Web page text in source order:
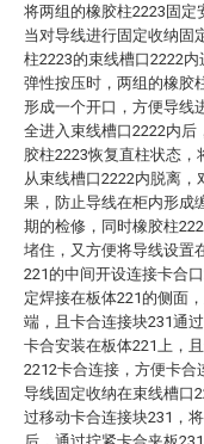
将两组的橡胶柱2223固定
当对导线进行固定收纳固
柱2223的束线槽口2222
弹性按压时，两组的橡胶
形成一个开口，方便导线
全进入束线槽口2222内后
胶柱2223恢复直柱状态
从束线槽口2222内脱离
果，防止导线在柜内形成
期的检修，同时橡胶柱
堵住，又方便将导线设置
221的中间开设连接卡合
定焊接在板体221的侧面
端，且卡合连接块231通
卡合安装在板体221上，
2212卡合连接，方便卡合
导线固定收纳在束线槽口
过移动卡合连接块231，